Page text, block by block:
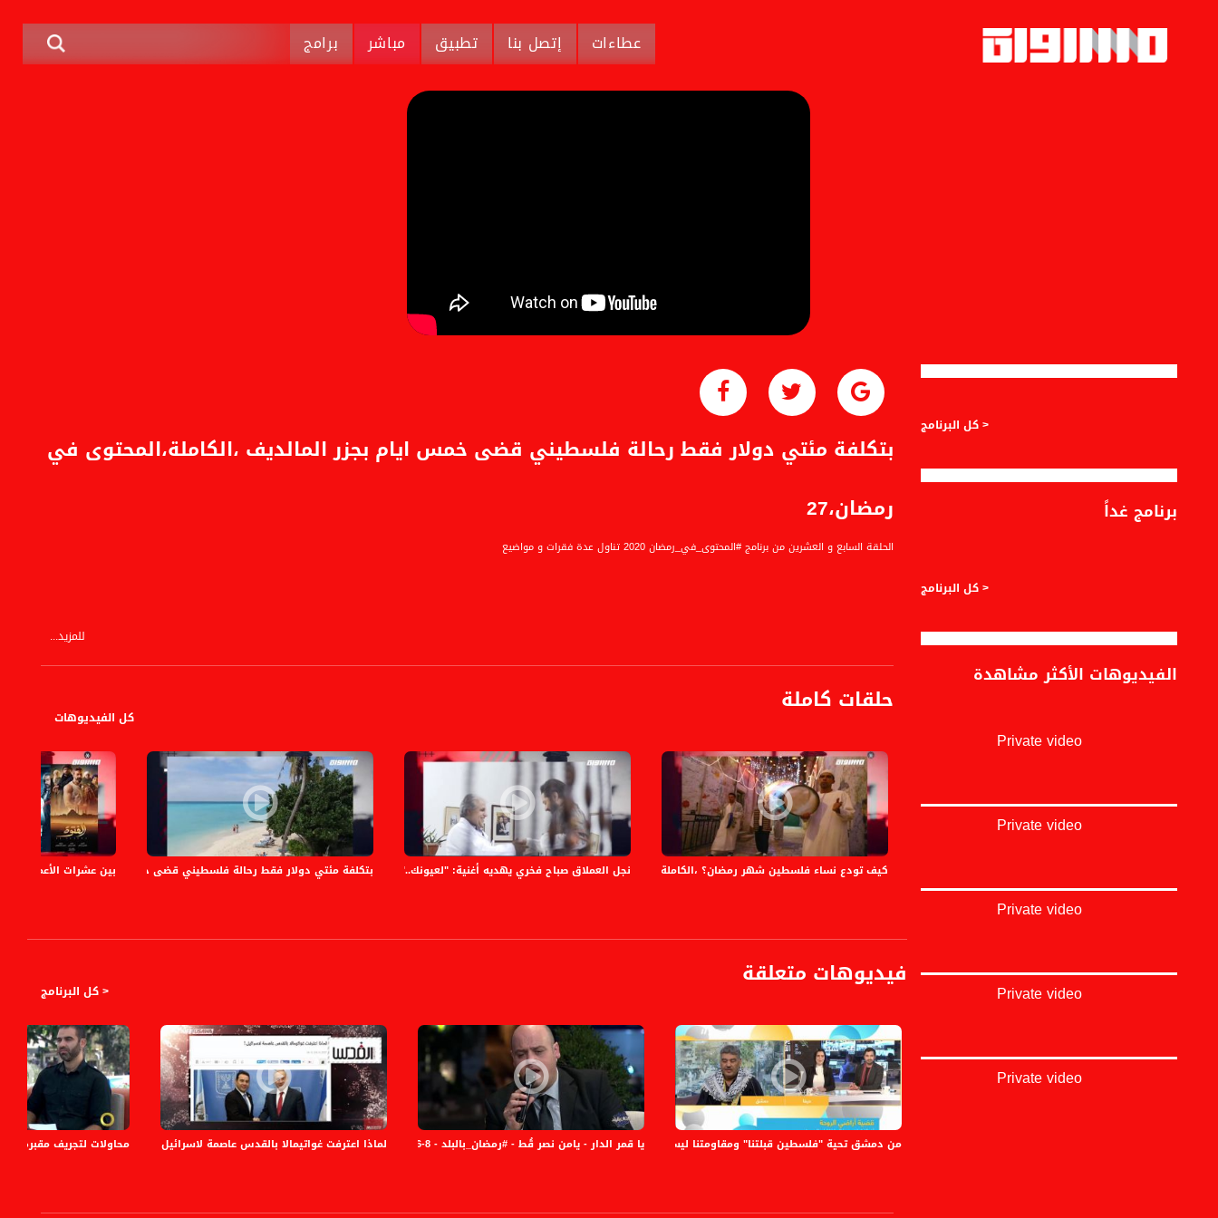
عطاءات إتصل بنا تطبيق مباشر برامج
بتكلفة مئتي دولار فقط رحالة فلسطيني قضى خمس ايام بجزر المالديف ،الكاملة،المحتوى في
رمضان،27
الحلقة السابع و العشرين من برنامج #المحتوى_في_رمضان 2020 تناول عدة فقرات و مواضيع
والد مصطفى يونس: شعبنا لم يصل من أوروبا، نحن سكان البلاد الأصليين
معتصم عليوي: رحالة فلسطيني قضى خمس ايام بجزر المالديف بتكلفة مئتي دولار فقط
المواضيع والفقرات :
للطفولة عنوان مشروع تربوي أونلاين يساهم في إرشادات للأم والعائلة
للطفولة عنوان مشروع تربوي يوجه معظم مُحتواه للطفل العربي خارج البلاد العربية
مع تأخر الحمل: مشروع لمرافقة ودعم النساء خلال سيرورة العلاج
والد مصطفى يونس: شعبنا لم يصل من أوروبا، نحن سكان البلاد الأصليين
التطورات القانونية في قضية إعدام مصطفى يونس في تل هشومير
معتصم عليوي رحالة فلسطيني ناشط على المنصّات الإجتماعيّة
الضيوف :
للطفولة عنوان
دانيا الشعار | ولاء دركل
للمزيد...
حلقات كاملة كل الفيديوهات
بين عشرات الأعمال
بتكلفة مئتي دولار فقط رحالة فلسطيني قضى خمس ايام بجزر المالديف
نجل العملاق صباح فخري يهديه أغنية: "لعيونك.." ضمن مشروع "حديث.. أصيل"،الكاملة،المحتوى في رمضان،28كيف تودع نساء فلسطين شهر رمضان؟ ،الكاملة،المحتوى في رمضان،حلقة 29
فيديوهات متعلقة < كل البرنامج
محاولات لتجريف مقبرة رميةلماذا اعترفت غواتيمالا بالقدس عاصمة لاسرائيل! ،مترو الصحافة، 26.12.17 - قناة مساواة الفضائية يا قمر الدار - يامن نصر قُط - #رمضان_بالبلد - 8-6-2016- قناة مساواة الفضائية
من دمشق تحية "فلسطين قبلتنا" ومقاومتنا ليست فقط بندقية وايضا موسيقى،خالد موقاري،صباحنا غير،30-3-19
< كل البرنامج
برنامج غداً
< كل البرنامج
الفيديوهات الأكثر مشاهدة
Private video
Private video
Private video
Private video
Private video